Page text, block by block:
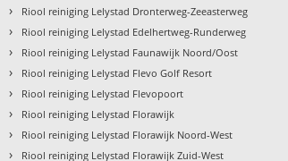
› Riool reiniging Lelystad Dronterweg-Zeeasterweg
› Riool reiniging Lelystad Edelhertweg-Runderweg
› Riool reiniging Lelystad Faunawijk Noord/Oost
› Riool reiniging Lelystad Flevo Golf Resort
› Riool reiniging Lelystad Flevopoort
› Riool reiniging Lelystad Florawijk
› Riool reiniging Lelystad Florawijk Noord-West
› Riool reiniging Lelystad Florawijk Zuid-West